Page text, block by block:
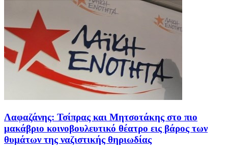
Λαφαζάνης: Τσίπρας και Μητσοτάκης στο πιο
μακάβριο κοινοβουλευτικό θέατρο εις βάρος των
θυμάτων της ναζιστικής θηριωδίας